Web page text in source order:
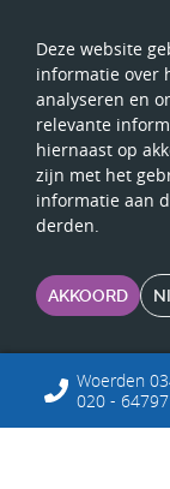
Deze website
informatie over
analyseren en
relevante
hiernaast op
zijn met het
informatie aan
derden.
AKKOORD
Woerden
020 -